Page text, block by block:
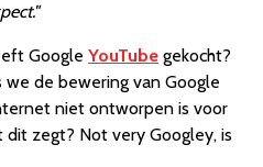
Google YouTube gekocht?
de bewering van Google
niet ontworpen is voor
dit zegt? Not very Googley, is